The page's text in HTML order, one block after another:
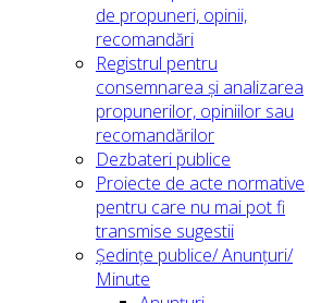
de propuneri, opinii,
recomandări
Registrul pentru
consemnarea și analizarea
propunerilor, opiniilor sau
recomandărilor
Dezbateri publice
Proiecte de acte normative
pentru care nu mai pot fi
transmise sugestii
Ședințe publice/ Anunțuri/
Minute